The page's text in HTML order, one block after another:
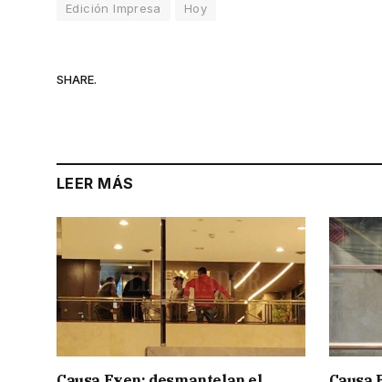
Edición Impresa Hoy
SHARE.
LEER MÁS